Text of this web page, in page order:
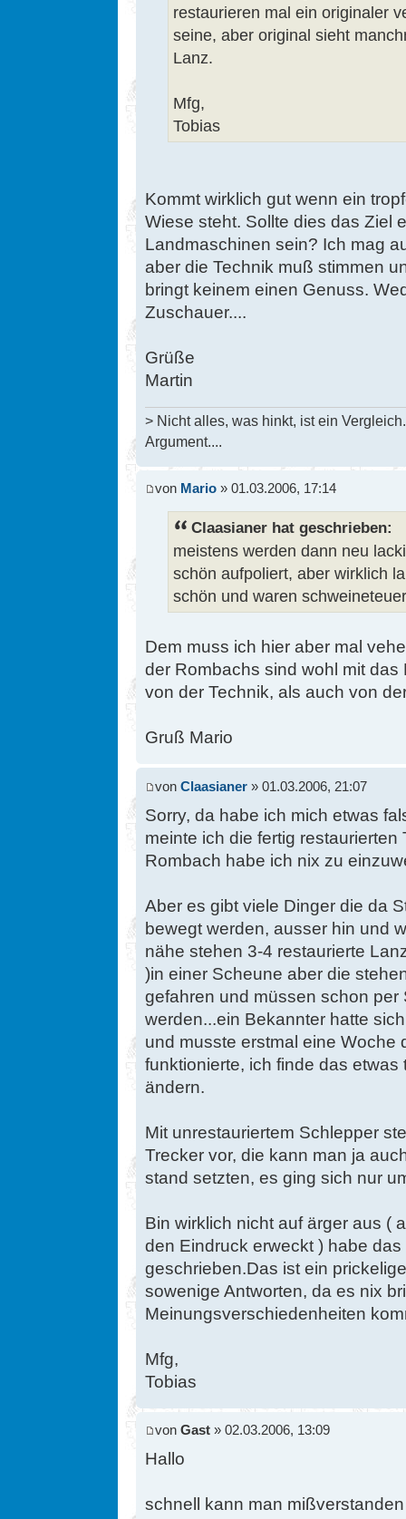
restaurieren mal ein originaler
seine, aber original sieht
Lanz.
Mfg,
Tobias
Kommt wirklich gut wenn ein
Wiese steht. Sollte dies das Ziel
Landmaschinen sein? Ich mag
aber die Technik muß stimmen
bringt keinem einen Genuss.
Zuschauer....
Grüße
Martin
> Nicht alles, was hinkt, ist ein
Argument....
von Mario » 01.03.2006, 17:14
Claasianer hat geschrieben:
meistens werden dann neu
schön aufpoliert, aber wirklich
schön und waren
Dem muss ich hier aber mal
der Rombachs sind wohl mit
von der Technik, als auch von
Gruß Mario
von Claasianer » 01.03.2006, 21:07
Sorry, da habe ich mich etwas
meinte ich die fertig
Rombach habe ich nix zu
Aber es gibt viele Dinger die da
bewegt werden, ausser hin und
nähe stehen 3-4 restaurierte
)in einer Scheune aber die
gefahren und müssen schon
werden...ein Bekannter hatte
und musste erstmal eine Woche
funktionierte, ich finde das
ändern.
Mit unrestauriertem Schlepper
Trecker vor, die kann man ja
stand setzten, es ging sich nur
Bin wirklich nicht auf ärger aus (
den Eindruck erweckt ) habe
geschrieben.Das ist ein
sowenige Antworten, da es nix
Meinungsverschiedenheiten
Mfg,
Tobias
von Gast » 02.03.2006, 13:09
Hallo
schnell kann man